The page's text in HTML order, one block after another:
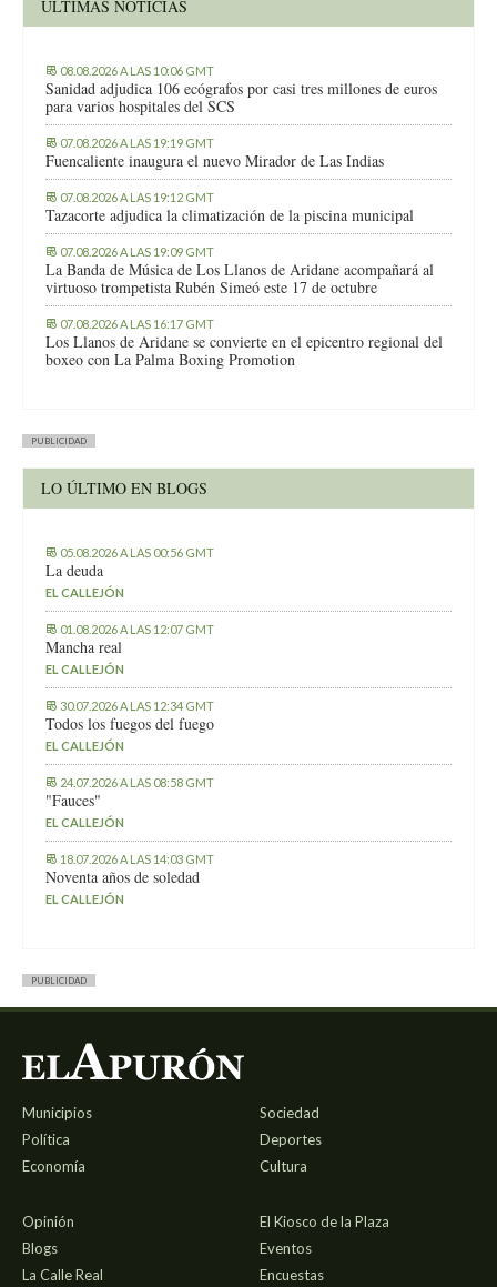
ÚLTIMAS NOTICIAS
08.08.2026 A LAS 10:06 GMT
Sanidad adjudica 106 ecógrafos por casi tres millones de euros
para varios hospitales del SCS
07.08.2026 A LAS 19:19 GMT
Fuencaliente inaugura el nuevo Mirador de Las Indias
07.08.2026 A LAS 19:12 GMT
Tazacorte adjudica la climatización de la piscina municipal
07.08.2026 A LAS 19:09 GMT
La Banda de Música de Los Llanos de Aridane acompañará al
virtuoso trompetista Rubén Simeó este 17 de octubre
07.08.2026 A LAS 16:17 GMT
Los Llanos de Aridane se convierte en el epicentro regional del
boxeo con La Palma Boxing Promotion
PUBLICIDAD
LO ÚLTIMO EN BLOGS
05.08.2026 A LAS 00:56 GMT
La deuda
EL CALLEJÓN
01.08.2026 A LAS 12:07 GMT
Mancha real
EL CALLEJÓN
30.07.2026 A LAS 12:34 GMT
Todos los fuegos del fuego
EL CALLEJÓN
24.07.2026 A LAS 08:58 GMT
"Fauces"
EL CALLEJÓN
18.07.2026 A LAS 14:03 GMT
Noventa años de soledad
EL CALLEJÓN
PUBLICIDAD
Municipios
Política
Economía
Sociedad
Deportes
Cultura
Opinión
Blogs
La Calle Real
El Kiosco de la Plaza
Eventos
Encuestas